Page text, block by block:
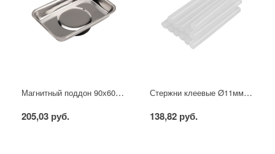
Магнитный поддон 90х60х25 мм REXANT
205,03 руб.
Стержни клеевые Ø11мм, 100мм, прозрачные (12 шт/уп), блистер REXANT
138,82 руб.